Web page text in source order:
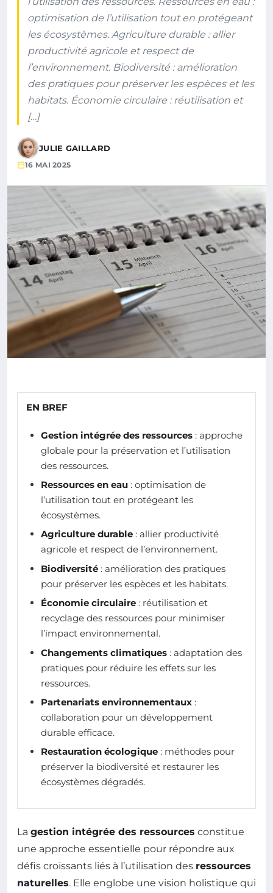
optimisation de l’utilisation tout en protégeant
les écosystèmes. Agriculture durable : allier
productivité agricole et respect de
l’environnement. Biodiversité : amélioration
des pratiques pour préserver les espèces et les
habitats. Économie circulaire : réutilisation et
[…]
JULIE GAILLARD
16 MAI 2025
EN BREF
Gestion intégrée des ressources : approche
globale pour la préservation et l’utilisation
des ressources.
Ressources en eau : optimisation de
l’utilisation tout en protégeant les
écosystèmes.
Agriculture durable : allier productivité
agricole et respect de l’environnement.
Biodiversité : amélioration des pratiques
pour préserver les espèces et les habitats.
Économie circulaire : réutilisation et
recyclage des ressources pour minimiser
l’impact environnemental.
Changements climatiques : adaptation des
pratiques pour réduire les effets sur les
ressources.
Partenariats environnementaux :
collaboration pour un développement
durable efficace.
Restauration écologique : méthodes pour
préserver la biodiversité et restaurer les
écosystèmes dégradés.
La gestion intégrée des ressources constitue
une approche essentielle pour répondre aux
défis croissants liés à l’utilisation des ressources
naturelles. Elle englobe une vision holistique qui